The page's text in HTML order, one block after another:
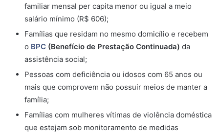
familiar mensal per capita menor ou igual a meio
salário mínimo (R$ 606);
Famílias que residam no mesmo domicílio e recebem
o BPC (Benefício de Prestação Continuada) da
assistência social;
Pessoas com deficiência ou idosos com 65 anos ou
mais que comprovem não possuir meios de manter a
família;
Famílias com mulheres vítimas de violência doméstica
que estejam sob monitoramento de medidas